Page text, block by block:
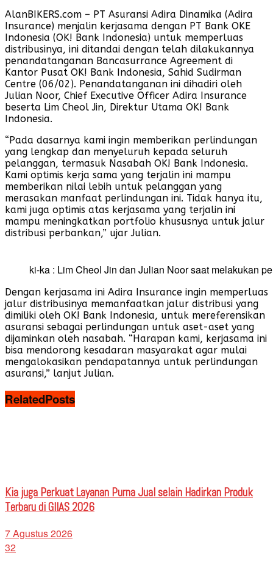
AlanBIKERS.com – PT Asuransi Adira Dinamika (Adira
Insurance) menjalin kerjasama dengan PT Bank OKE
Indonesia (OK! Bank Indonesia) untuk memperluas
distribusinya, ini ditandai dengan telah dilakukannya
penandatanganan Bancasurrance Agreement di
Kantor Pusat OK! Bank Indonesia, Sahid Sudirman
Centre (06/02). Penandatanganan ini dihadiri oleh
Julian Noor, Chief Executive Officer Adira Insurance
beserta Lim Cheol Jin, Direktur Utama OK! Bank
Indonesia.
“Pada dasarnya kami ingin memberikan perlindungan
yang lengkap dan menyeluruh kepada seluruh
pelanggan, termasuk Nasabah OK! Bank Indonesia.
Kami optimis kerja sama yang terjalin ini mampu
memberikan nilai lebih untuk pelanggan yang
merasakan manfaat perlindungan ini. Tidak hanya itu,
kami juga optimis atas kerjasama yang terjalin ini
mampu meningkatkan portfolio khususnya untuk jalur
distribusi perbankan,” ujar Julian.
ki-ka : Lim Cheol Jin dan Julian Noor saat melakukan
Dengan kerjasama ini Adira Insurance ingin memperluas
jalur distribusinya memanfaatkan jalur distribusi yang
dimiliki oleh OK! Bank Indonesia, untuk mereferensikan
asuransi sebagai perlindungan untuk aset-aset yang
dijaminkan oleh nasabah. “Harapan kami, kerjasama ini
bisa mendorong kesadaran masyarakat agar mulai
mengalokasikan pendapatannya untuk perlindungan
asuransi,” lanjut Julian.
RelatedPosts
Kia juga Perkuat Layanan Purna Jual selain Hadirkan Produk
Terbaru di GIIAS 2026
7 Agustus 2026
32